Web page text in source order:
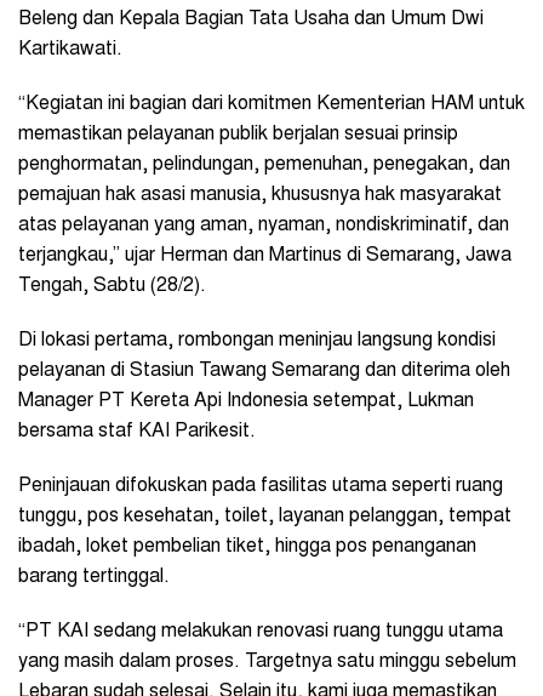
Beleng dan Kepala Bagian Tata Usaha dan Umum Dwi
Kartikawati.
“Kegiatan ini bagian dari komitmen Kementerian HAM untuk
memastikan pelayanan publik berjalan sesuai prinsip
penghormatan, pelindungan, pemenuhan, penegakan, dan
pemajuan hak asasi manusia, khususnya hak masyarakat
atas pelayanan yang aman, nyaman, nondiskriminatif, dan
terjangkau,” ujar Herman dan Martinus di Semarang, Jawa
Tengah, Sabtu (28/2).
Di lokasi pertama, rombongan meninjau langsung kondisi
pelayanan di Stasiun Tawang Semarang dan diterima oleh
Manager PT Kereta Api Indonesia setempat, Lukman
bersama staf KAI Parikesit.
Peninjauan difokuskan pada fasilitas utama seperti ruang
tunggu, pos kesehatan, toilet, layanan pelanggan, tempat
ibadah, loket pembelian tiket, hingga pos penanganan
barang tertinggal.
“PT KAI sedang melakukan renovasi ruang tunggu utama
yang masih dalam proses. Targetnya satu minggu sebelum